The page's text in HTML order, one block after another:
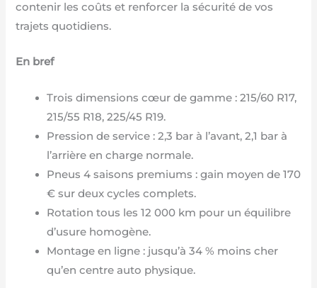
contenir les coûts et renforcer la sécurité de vos
trajets quotidiens.
En bref
Trois dimensions cœur de gamme : 215/60 R17,
215/55 R18, 225/45 R19.
Pression de service : 2,3 bar à l’avant, 2,1 bar à
l’arrière en charge normale.
Pneus 4 saisons premiums : gain moyen de 170
€ sur deux cycles complets.
Rotation tous les 12 000 km pour un équilibre
d’usure homogène.
Montage en ligne : jusqu’à 34 % moins cher
qu’en centre auto physique.